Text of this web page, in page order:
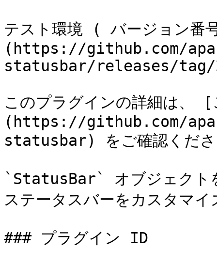
テスト環境 ( バージョ
(https://github.com/
statusbar/releases/
このプラグインの詳細は
(https://github.com/
statusbar) をご確認くださ
`StatusBar` オブジェクト
ステータスバーをカスタマイ
### プラグイン ID